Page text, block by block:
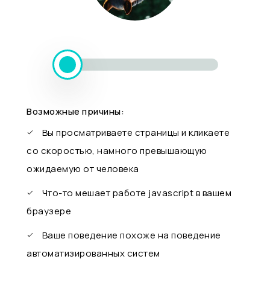
Возможные причины:
Вы просматриваете страницы и кликаете
со скоростью, намного превышающую
ожидаемую от человека
Что-то мешает работе javascript в вашем
браузере
Ваше поведение похоже на поведение
автоматизированных систем